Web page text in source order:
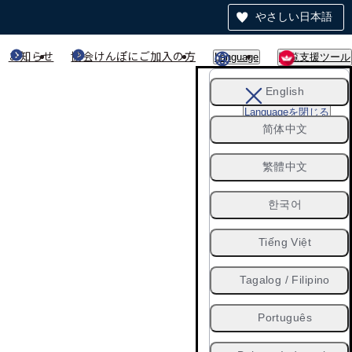
やさしい日本語
お知らせ 協会けんぽにご加入の方 Language 閲覧支援ツール
English
简体中文
繁體中文
한국어
Tiếng Việt
Tagalog / Filipino
Português
Languageを閉じる